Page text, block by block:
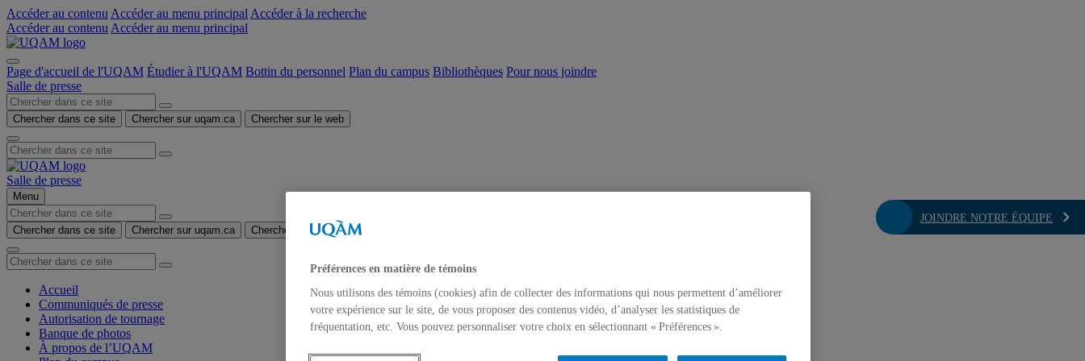
Accéder au contenu Accéder au menu principal Accéder à la recherche
Accéder au contenu Accéder au menu principal
Page d'accueil de l'UQAM Étudier à l'UQAM Bottin du personnel Plan du campus Bibliothèques Pour nous joindre
Salle de presse
Chercher dans ce site Chercher sur uqam.ca Chercher sur le web
Salle de presse
Menu
Chercher dans ce site Chercher sur uqam.ca Chercher sur le web
Accueil
Communiqués de presse
Autorisation de tournage
Banque de photos
À propos de l’UQAM
JOINDRE NOTRE ÉQUIPE
Préférences en matière de témoins
Nous utilisons des témoins (cookies) afin de collecter des informations qui nous permettent d’améliorer
votre expérience sur le site, de vous proposer des contenus vidéo, d’analyser les statistiques de
fréquentation, etc. Vous pouvez personnaliser votre choix en sélectionnant « Préférences ».